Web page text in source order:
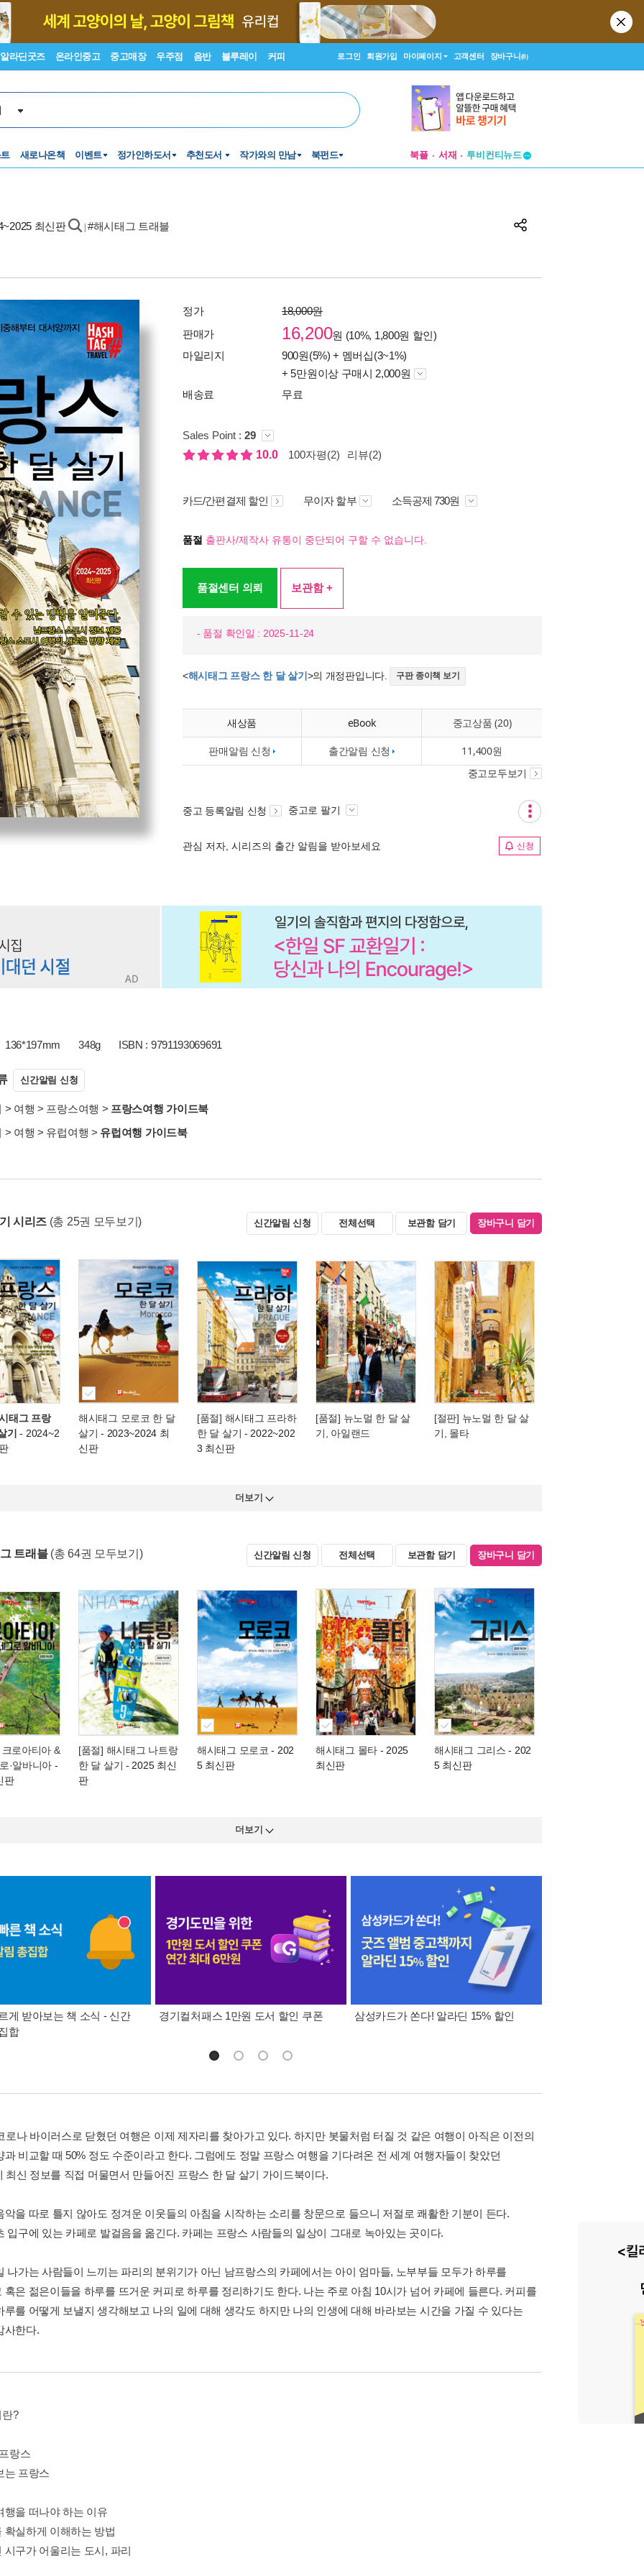
알라딘굿즈 온라인중고 중고매장 우주점 음반 블루레이 커피 로그인 회원가입 마이페이지 고객센터 장바구니(0)
새로나온책 이벤트 정가인하도서 추천도서 작가와의 만남 북펀드 북플 서재
투비컨티뉴드
최신판 #해시태그 트래블
정가
18,000원
판매가
16,200원 (10%, 1,800원 할인)
마일리지
900원(5%) + 멤버십(3~1%)
+ 5만원이상 구매시 2,000원
배송료
무료
Sales Point : 29
10.0
100자평(2) 리뷰(2)
카드/간편결제 할인 무이자 할부 소득공제 730원
품절 출판사/제작사 유통이 중단되어 구할 수 없습니다.
품절센터 의뢰 보관함 +
- 품절 확인일 : 2025-11-24
<해시태그 프랑스 한 달 살기 >의 개정판입니다. 구판 종이책 보기
새상품 eBook 중고상품 (20)
판매알림 신청 출간알림 신청 11,400원
중고모두보기
중고 등록알림 신청 중고로 팔기
관심 저자, 시리즈의 출간 알림을 받아보세요 신청
136*197mm 348g ISBN : 9791193069691
신간알림 신청
> 여행 > 프랑스여행 > 프랑스여행 가이드북
> 여행 > 유럽여행 > 유럽여행 가이드북
시리즈 (총 25권 모두보기) 신간알림 신청 전체선택 보관함 담기 장바구니 담기
태그 프랑
기 - 2024~2
해시태그 모로코 한 달
살기 - 2023~2024 최
신판
[품절] 해시태그 프라하
한 달 살기 - 2022~202
3 최신판
[품절] 뉴노멀 한 달 살
기, 아일랜드
[절판] 뉴노멀 한 달 살
기, 몰타
더보기
트래블 (총 64권 모두보기) 신간알림 신청 전체선택 보관함 담기 장바구니 담기
로아티아 &
·알바니아 -
판
[품절] 해시태그 나트랑
한 달 살기 - 2025 최신
판
해시태그 모로코 - 202
5 최신판
해시태그 몰타 - 2025
최신판
해시태그 그리스 - 202
5 최신판
더보기
게 받아보는 책 소식 - 신간
합
경기컬처패스 1만원 도서 할인 쿠폰 삼성카드가 쏜다! 알라딘 15% 할인
로나 바이러스로 닫혔던 여행은 이제 제자리를 찾아가고 있다. 하지만 봇물처럼 터질 것 같은 여행이 아직은 이전의
과 비교할 때 50% 정도 수준이라고 한다. 그럼에도 정말 프랑스 여행을 기다려온 전 세계 여행자들이 찾았던
최신 정보를 직접 머물면서 만들어진 프랑스 한 달 살기 가이드북이다.
악을 따로 틀지 않아도 정겨운 이웃들의 아침을 시작하는 소리를 창문으로 들으니 저절로 쾌활한 기분이 든다.
입구에 있는 카페로 발걸음을 옮긴다. 카페는 프랑스 사람들의 일상이 그대로 녹아있는 곳이다.
나가는 사람들이 느끼는 파리의 분위기가 아닌 남프랑스의 카페에서는 아이 엄마들, 노부부들 모두가 하루를
혹은 젊은이들을 하루를 뜨거운 커피로 하루를 정리하기도 한다. 나는 주로 아침 10시가 넘어 카페에 들른다. 커피를
루를 어떻게 보낼지 생각해보고 나의 일에 대해 생각도 하지만 나의 인생에 대해 바라보는 시간을 가질 수 있다는
사한다.
?
랑스
는 프랑스
행을 떠나야 하는 이유
확실하게 이해하는 방법
시구가 어울리는 도시, 파리